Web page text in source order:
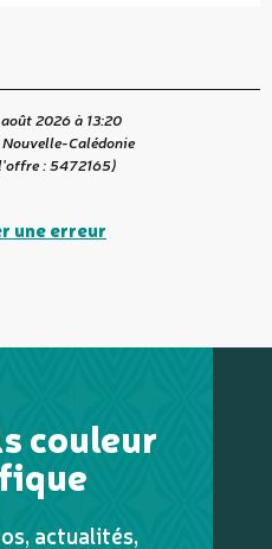
2026 à 13:20
Calédonie
:5472165)
une erreur
couleur
actualités,